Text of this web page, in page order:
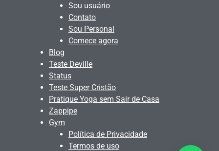
Sou usuário
Contato
Sou Personal
Comece agora
Blog
Teste Deville
Status
Teste Super Cristão
Pratique Yoga sem Sair de Casa
Zappipe
Gym
Política de Privacidade
Termos de uso